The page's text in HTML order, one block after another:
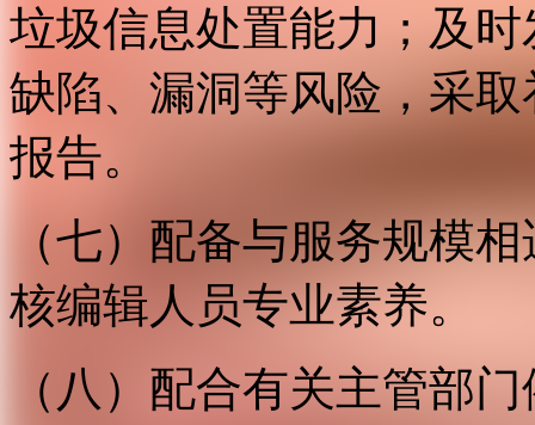
垃圾信息处置能力；及
缺陷、漏洞等风险，采
报告。
（七）配备与服务规模
核编辑人员专业素养。
（八）配合有关主管部